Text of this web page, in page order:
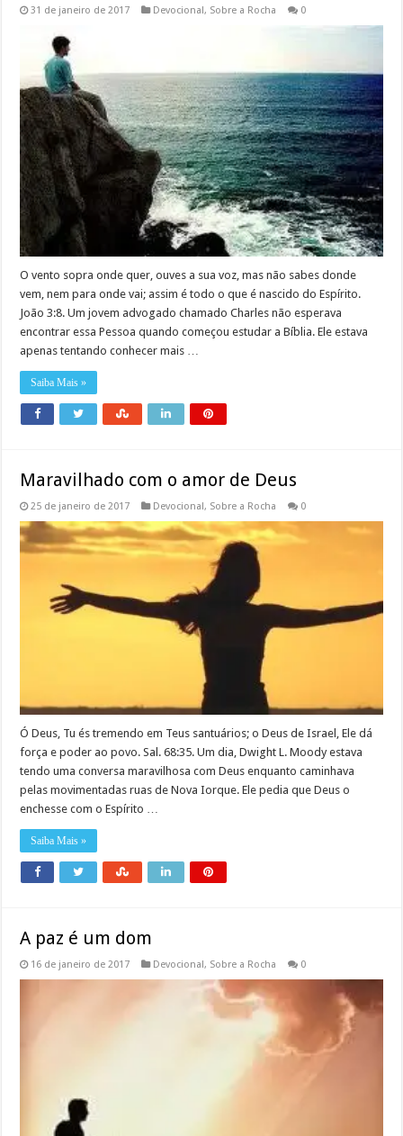
31 de janeiro de 2017 Devocional, Sobre a Rocha 0
O vento sopra onde quer, ouves a sua voz, mas não sabes donde
vem, nem para onde vai; assim é todo o que é nascido do Espírito.
João 3:8. Um jovem advogado chamado Charles não esperava
encontrar essa Pessoa quando começou estudar a Bíblia. Ele estava
apenas tentando conhecer mais …
Saiba Mais »
Maravilhado com o amor de Deus
25 de janeiro de 2017 Devocional, Sobre a Rocha 0
Ó Deus, Tu és tremendo em Teus santuários; o Deus de Israel, Ele dá
força e poder ao povo. Sal. 68:35. Um dia, Dwight L. Moody estava
tendo uma conversa maravilhosa com Deus enquanto caminhava
pelas movimentadas ruas de Nova Iorque. Ele pedia que Deus o
enchesse com o Espírito …
Saiba Mais »
A paz é um dom
16 de janeiro de 2017 Devocional, Sobre a Rocha 0